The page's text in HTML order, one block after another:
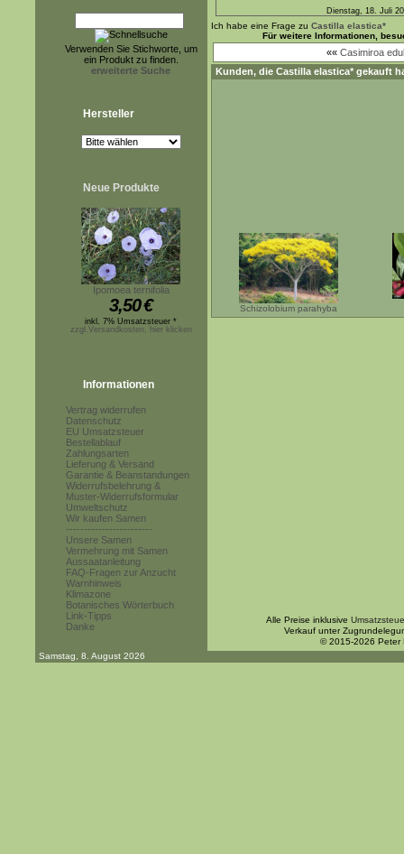
Verwenden Sie Stichworte, um
ein Produkt zu finden.
erweiterte Suche
Hersteller
Neue Produkte
Ipomoea ternifolia
3,50€
inkl. 7% Umsatzsteuer *
zzgl.Versandkosten, hier klicken
Informationen
Vertrag widerrufen
Datenschutz
EU Umsatzsteuer
Bestellablauf
Zahlungsarten
Lieferung & Versand
Garantie & Beanstandungen
Widerrufsbelehrung &
Muster-Widerrufsformular
Umweltschutz
Wir kaufen Samen
------------------------
Unsere Samen
Vermehrung mit Samen
Aussaatanleitung
FAQ-Fragen zur Anzucht
Warnhinweis
Klimazone
Botanisches Wörterbuch
Link-Tipps
Danke
Dienstag, 18. Juli
Ich habe eine Frage zu Castilla elastica*
Für weitere Informationen,
«« Casimiroa
Kunden, die Castilla elastica* gekauft
Schizolobium parahyba
Alle Preise inklusive
Verkauf unter
© 2015-2026 Peter
Samstag, 8. August 2026